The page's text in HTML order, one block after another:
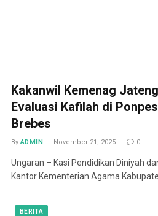
Kakanwil Kemenag
Evaluasi Kafilah di
Brebes
By ADMIN November 21, 2025 0
Ungaran – Kasi Pendidikan Diniyah
Kantor Kementerian Agama
BERITA